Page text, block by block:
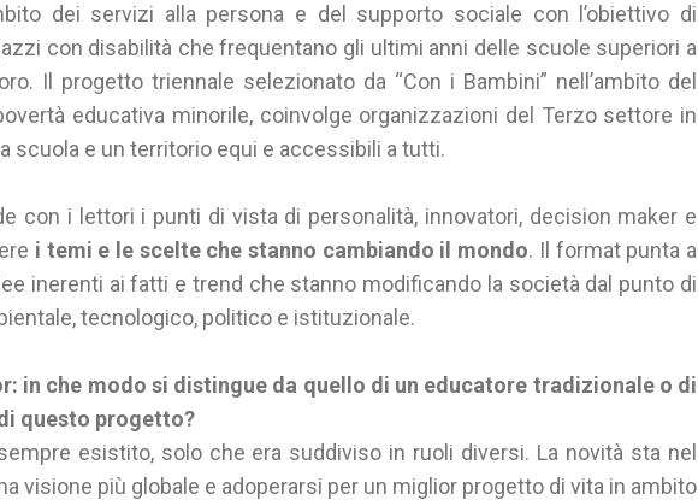
dei servizi alla persona e del supporto sociale con l’obiettivo di
con disabilità che frequentano gli ultimi anni delle scuole superiori a
Il progetto triennale selezionato da “Con i Bambini” nell’ambito del
educativa minorile, coinvolge organizzazioni del Terzo settore in
scuola e un territorio equi e accessibili a tutti.
con i lettori i punti di vista di personalità, innovatori, decision maker e
i temi e le scelte che stanno cambiando il mondo. Il format punta a
inerenti ai fatti e trend che stanno modificando la società dal punto di
tecnologico, politico e istituzionale.
in che modo si distingue da quello di un educatore tradizionale o di
questo progetto?
esistito, solo che era suddiviso in ruoli diversi. La novità sta nel
visione più globale e adoperarsi per un miglior progetto di vita in ambito